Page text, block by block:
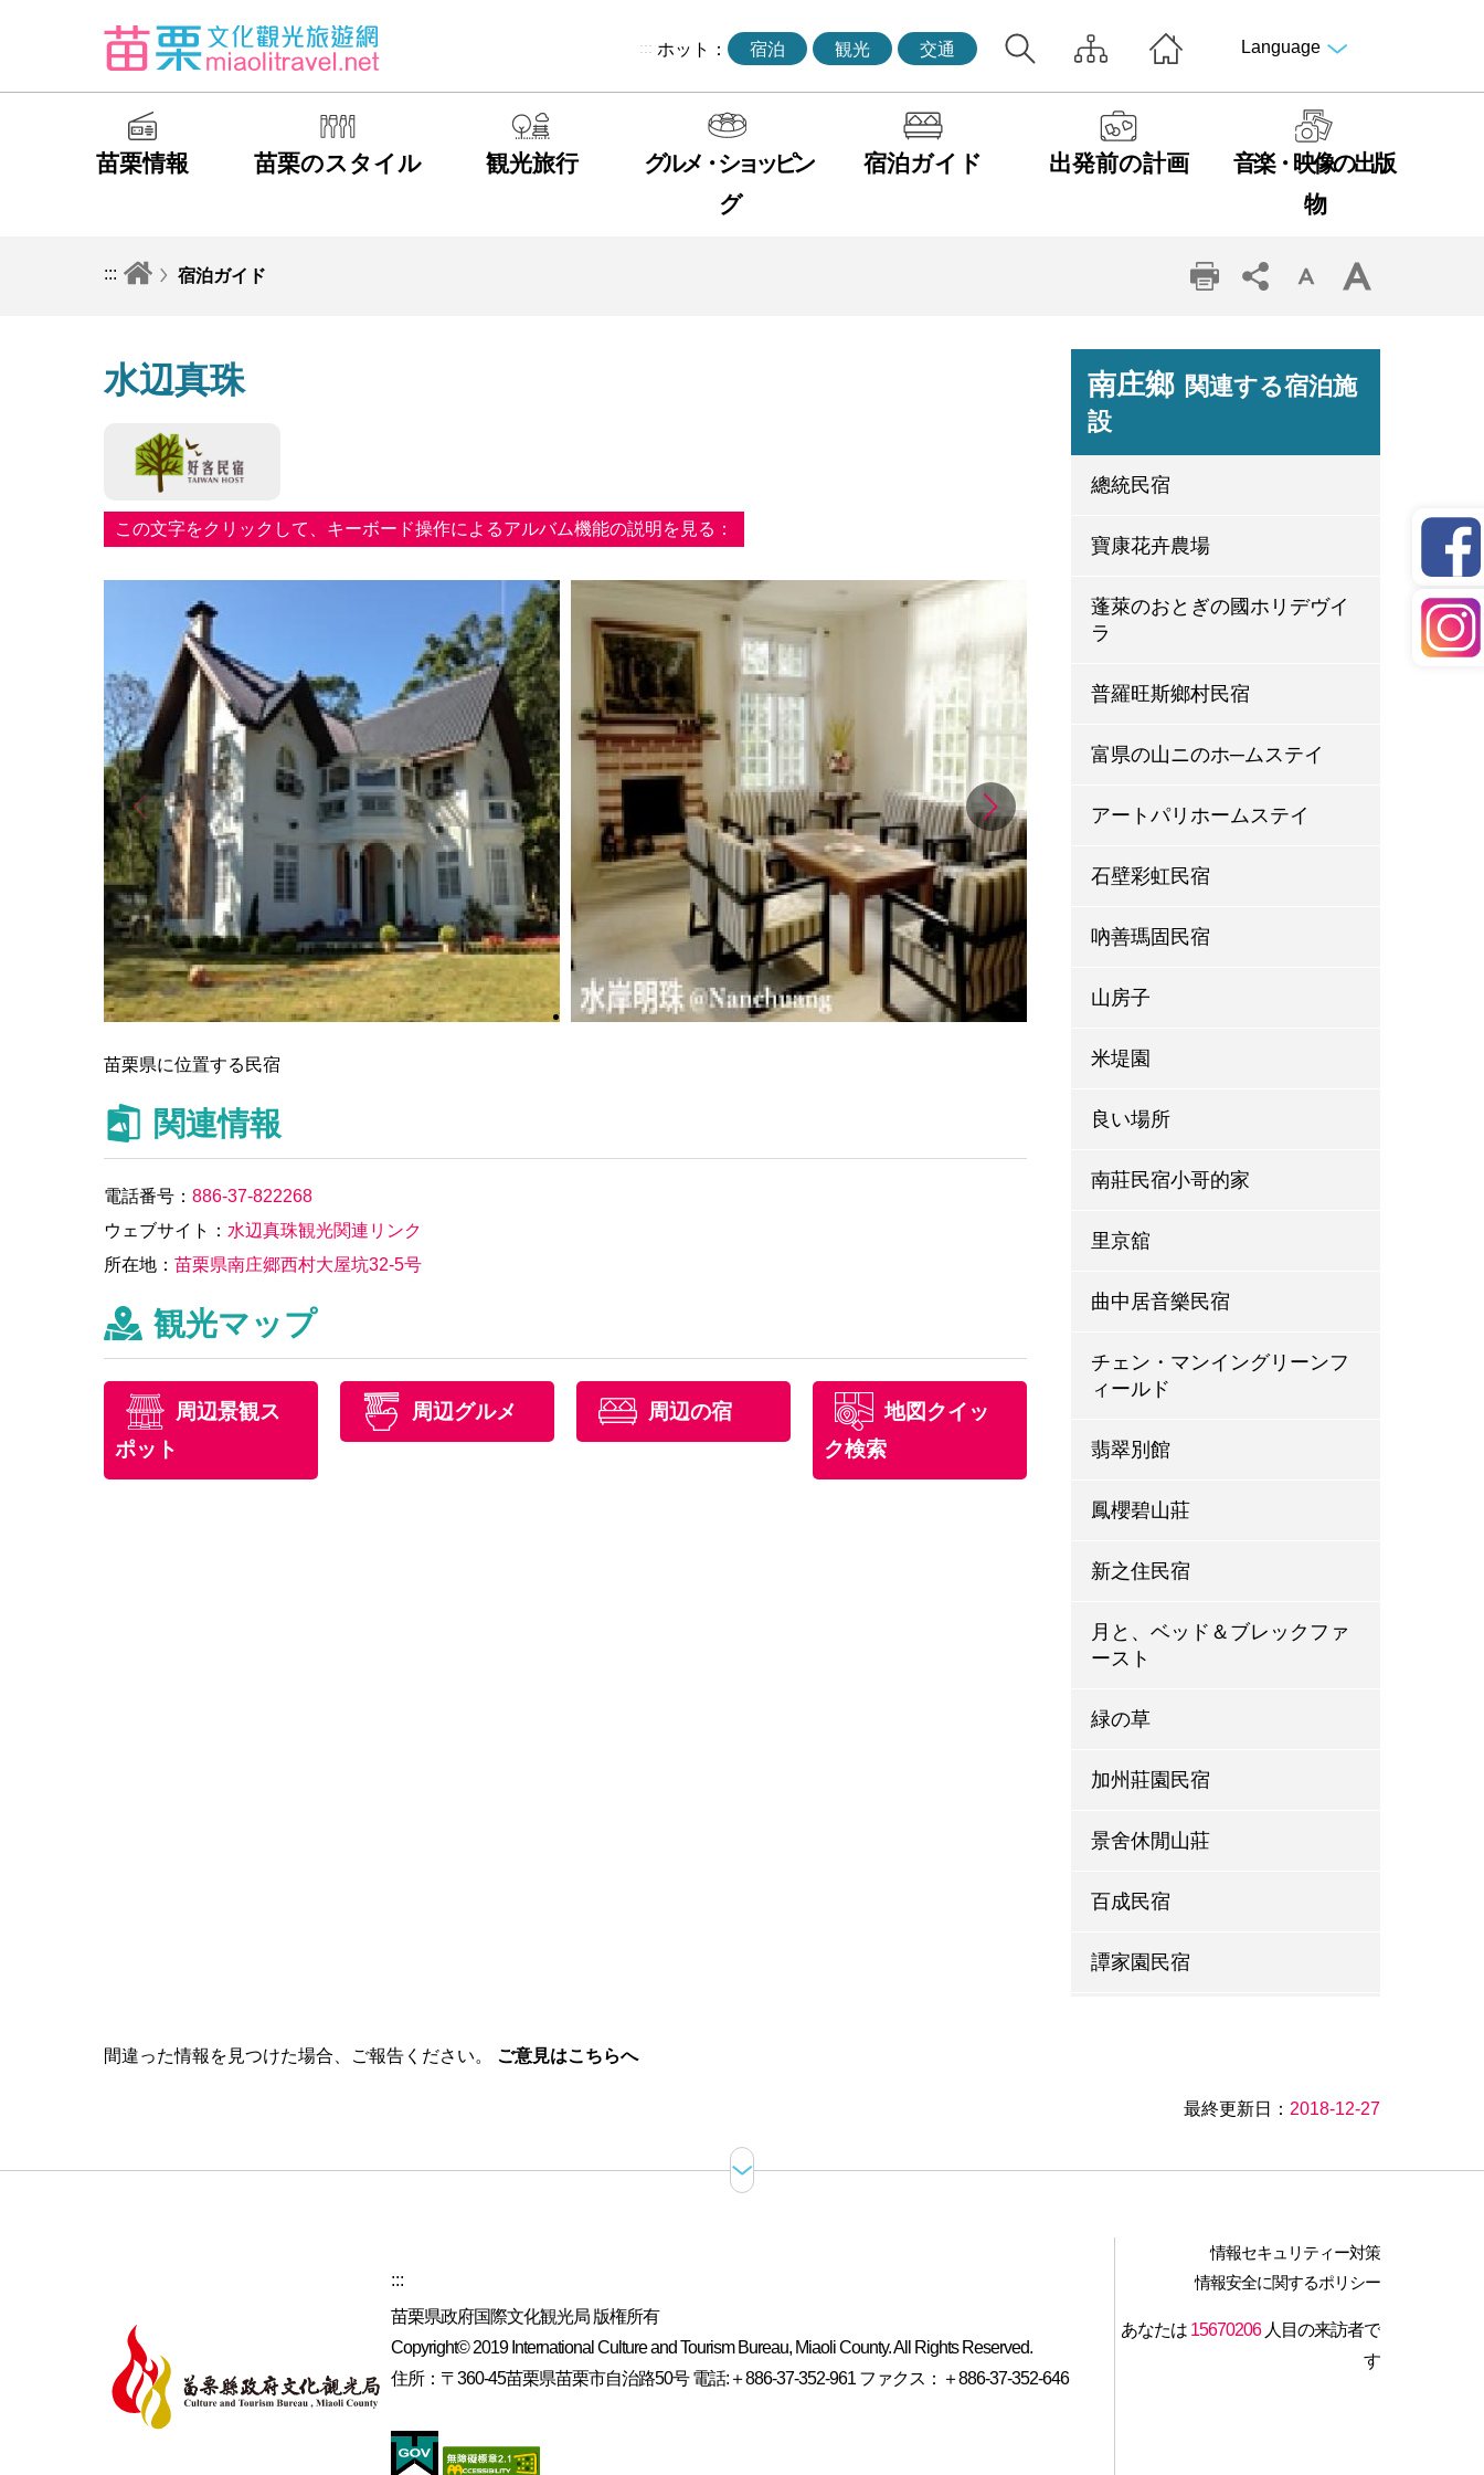
::: ホット： 宿泊 観光 交通 Language
苗栗情報 苗栗のスタイル 観光旅行
グルメ・ショッピン
グ
宿泊ガイド 出発前の計画
音楽・映像の出版
物
::: 宿泊ガイド
水辺真珠
この文字をクリックして、キーボード操作によるアルバム機能の説明を見る：
苗栗県に位置する民宿
関連情報
電話番号：886-37-822268
ウェブサイト： 水辺真珠観光関連リンク
所在地：苗栗県南庄郷西村大屋坑32-5号
観光マップ
周辺景観ス
ポット
周辺グルメ 周辺の宿
地図クイッ
ク検索
南庄鄉 関連する宿泊施
設
總統民宿
寶康花卉農場
蓬萊のおとぎの國ホリデヴイ
ラ
普羅旺斯鄉村民宿
富県の山ニのホ─ムステイ
アートパリホームステイ
石壁彩虹民宿
吶善瑪固民宿
山房子
米堤園
良い場所
南莊民宿小哥的家
里京舘
曲中居音樂民宿
チェン・マンイングリーンフ
ィールド
翡翠別館
鳳櫻碧山莊
新之住民宿
月と、ベッド＆ブレックファ
ースト
緑の草
加州莊園民宿
景舍休閒山莊
百成民宿
譚家園民宿
桂築林の花や木のある庭の民
間違った情報を見つけた場合、ご報告ください。 ご意見はこちらへ
最終更新日： 2018-12-27
:::
苗栗県政府国際文化観光局 版権所有
Copyright© 2019 International Culture and Tourism Bureau, Miaoli County. All Rights Reserved.
住所：〒360-45苗栗県苗栗市自治路50号 電話:＋886-37-352-961 ファクス：＋886-37-352-646
情報セキュリティー対策
情報安全に関するポリシー
あなたは 15670206人目の来訪者で
す